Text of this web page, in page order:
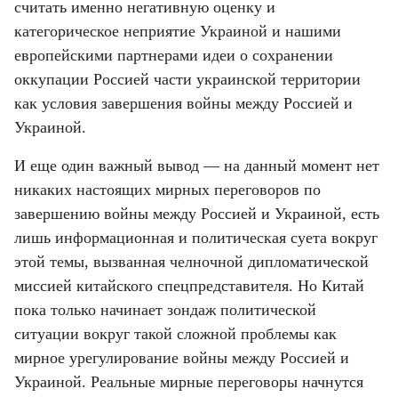
считать именно негативную оценку и
категорическое неприятие Украиной и нашими
европейскими партнерами идеи о сохранении
оккупации Россией части украинской территории
как условия завершения войны между Россией и
Украиной.
И еще один важный вывод — на данный момент нет
никаких настоящих мирных переговоров по
завершению войны между Россией и Украиной, есть
лишь информационная и политическая суета вокруг
этой темы, вызванная челночной дипломатической
миссией китайского спецпредставителя. Но Китай
пока только начинает зондаж политической
ситуации вокруг такой сложной проблемы как
мирное урегулирование войны между Россией и
Украиной. Реальные мирные переговоры начнутся